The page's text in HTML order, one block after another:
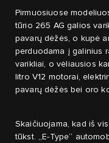
Pirmuosiuose
tūrio 265 AG galios
pavarų dėžės, o kupė
perduodama į galinius
varikliai, o vėliausios
litro V12 motorai,
pavarų dėžės bei oro
Skaičiuojama, kad iš
tūkst. „E-Type“